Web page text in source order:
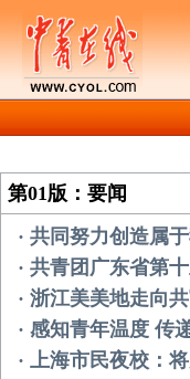
第01版：要闻
· 共同努力创造属
· 共青团广东省第
· 浙江美美地走向
· 感知青年温度 传
· 上海市民夜校：